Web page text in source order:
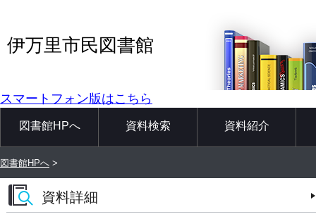
伊万里市民図書館
スマートフォン版はこちら
図書館HPへ 資料検索 資料紹介
図書館HPへ >
資料詳細